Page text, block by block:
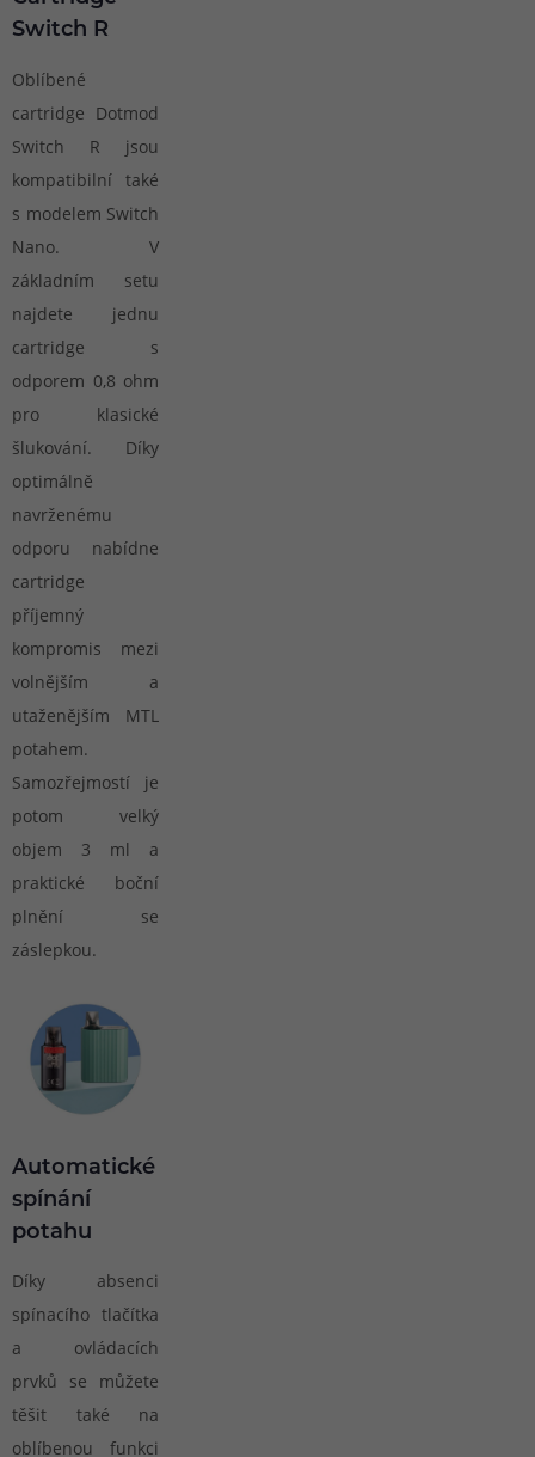
Switch R
Oblíbené
cartridge Dotmod
Switch R jsou
kompatibilní také
s modelem Switch
Nano. V
základním setu
najdete jednu
cartridge s
odporem 0,8 ohm
pro klasické
šlukování. Díky
optimálně
navrženému
odporu nabídne
cartridge
příjemný
kompromis mezi
volnějším a
utaženějším MTL
potahem.
Samozřejmostí je
potom velký
objem 3 ml a
praktické boční
plnění se
záslepkou.
Automatické
spínání
potahu
Díky absenci
spínacího tlačítka
a ovládacích
prvků se můžete
těšit také na
oblíbenou funkci